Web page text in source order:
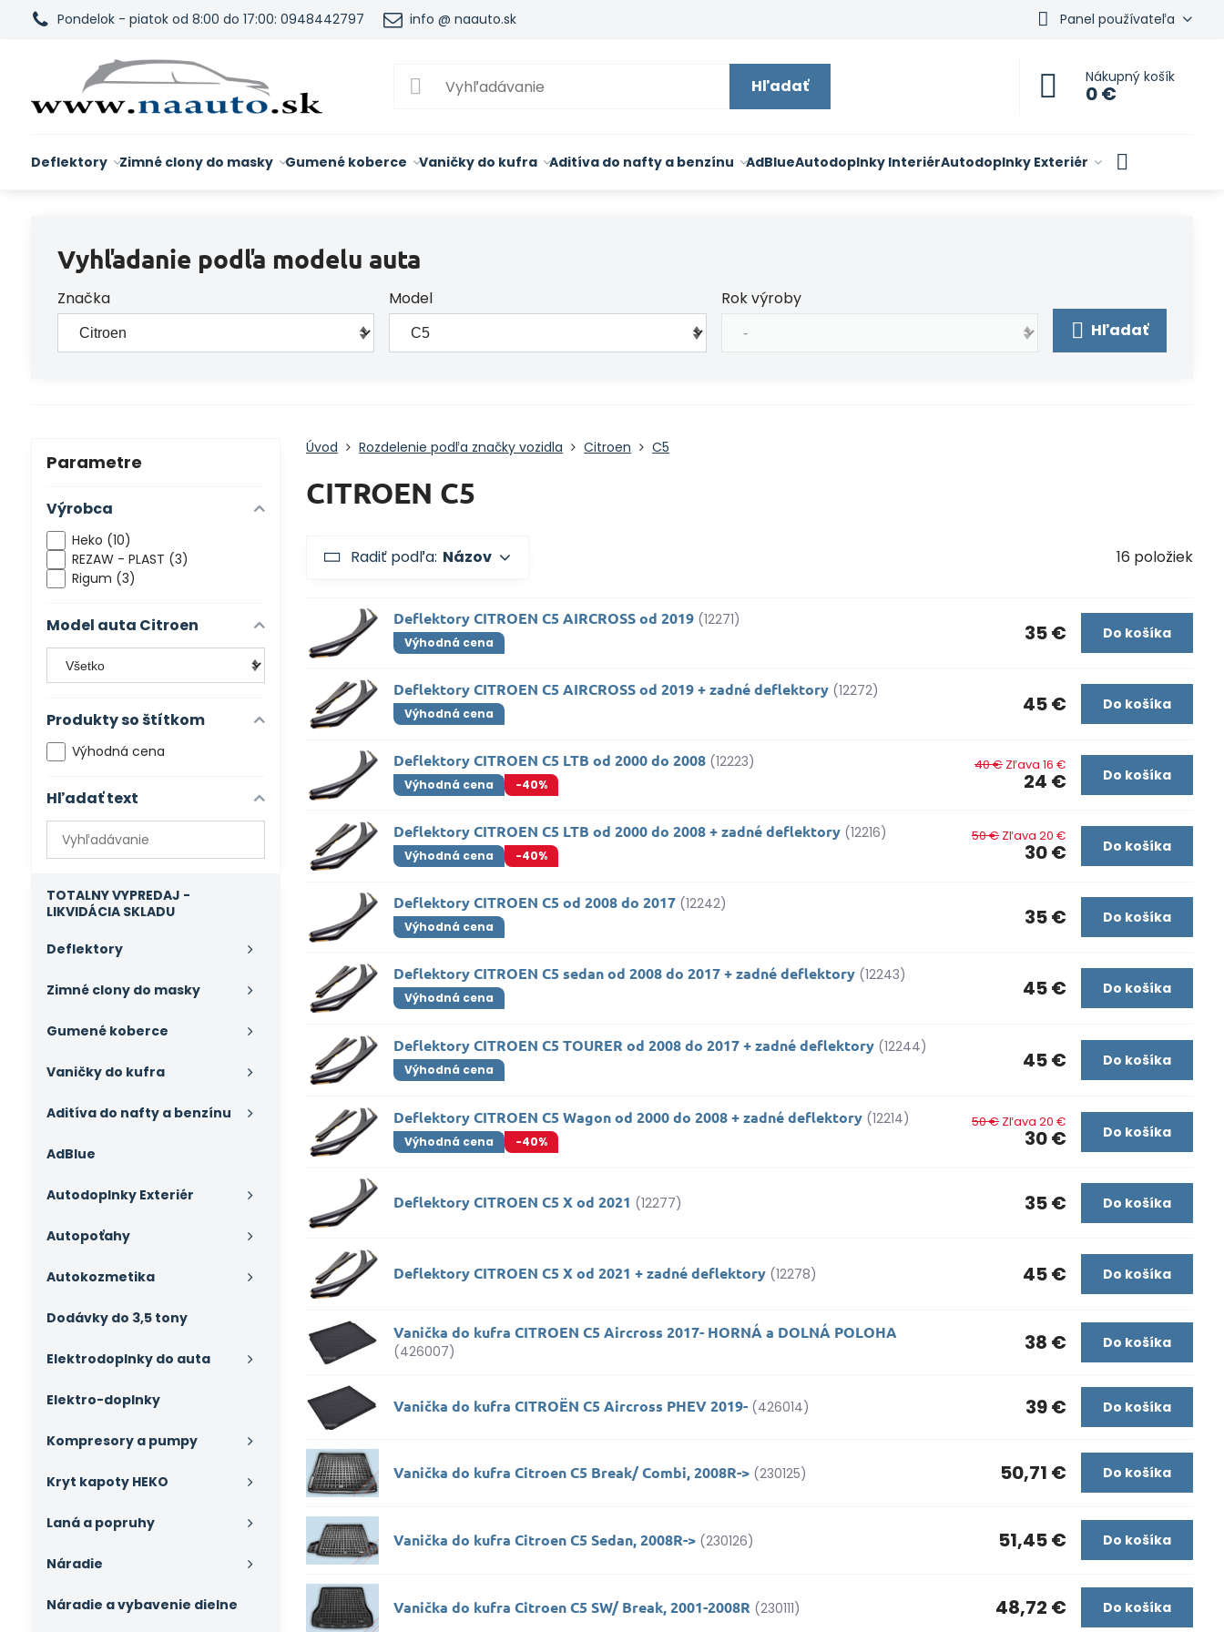
Pondelok - piatok od 8:00 do 17:00: 0948442797 info @ naauto.sk Panel používateľa
Hľadať Nákupný košík
0 €
Deflektory Zimné clony do masky Gumené koberce Vaničky do kufra Aditíva do nafty a benzínu AdBlueAutodoplnky InteriérAutodoplnky Exteriér
Vyhľadanie podľa modelu auta
Značka Model
Rok výroby
Hľadať
Úvod Rozdelenie podľa značky vozidla Citroen C5
CITROEN C5
Radiť podľa: Názov 16 položiek
Deflektory CITROEN C5 AIRCROSS od 2019 (12271)
Výhodná cena 35 € Do košíka
Deflektory CITROEN C5 AIRCROSS od 2019 + zadné deflektory (12272)
Výhodná cena 45 € Do košíka
Deflektory CITROEN C5 LTB od 2000 do 2008 (12223)
Výhodná cena -40% 24 €
40 € Zľava 16 €
Do košíka
Deflektory CITROEN C5 LTB od 2000 do 2008 + zadné deflektory (12216)
Výhodná cena -40% 30 €
50 € Zľava 20 €
Do košíka
Deflektory CITROEN C5 od 2008 do 2017 (12242)
Výhodná cena 35 € Do košíka
Deflektory CITROEN C5 sedan od 2008 do 2017 + zadné deflektory (12243)
Výhodná cena 45 € Do košíka
Deflektory CITROEN C5 TOURER od 2008 do 2017 + zadné deflektory (12244)
Výhodná cena 45 € Do košíka
Deflektory CITROEN C5 Wagon od 2000 do 2008 + zadné deflektory (12214)
Výhodná cena -40% 30 €
50 € Zľava 20 €
Do košíka
Deflektory CITROEN C5 X od 2021 (12277) 35 € Do košíka
Deflektory CITROEN C5 X od 2021 + zadné deflektory (12278) 45 € Do košíka
Vanička do kufra CITROEN C5 Aircross 2017- HORNÁ a DOLNÁ POLOHA
(426007) 38 € Do košíka
Vanička do kufra CITROËN C5 Aircross PHEV 2019- (426014) 39 € Do košíka
Vanička do kufra Citroen C5 Break/ Combi, 2008R-> (230125) 50,71 € Do košíka
Vanička do kufra Citroen C5 Sedan, 2008R-> (230126) 51,45 € Do košíka
Vanička do kufra Citroen C5 SW/ Break, 2001-2008R (230111) 48,72 € Do košíka
Parametre
Výrobca
Heko (10)
REZAW - PLAST (3)
Rigum (3)
Model auta Citroen
Produkty so štítkom
Výhodná cena
Hľadať text
Prehľadať
výsledky
fulltextom
TOTALNY VYPREDAJ -
LIKVIDÁCIA SKLADU
Deflektory
Zimné clony do masky
Gumené koberce
Vaničky do kufra
Aditíva do nafty a benzínu
AdBlue
Autodoplnky Exteriér
Autopoťahy
Autokozmetika
Dodávky do 3,5 tony
Elektrodoplnky do auta
Elektro-doplnky
Kompresory a pumpy
Kryt kapoty HEKO
Laná a popruhy
Náradie
Náradie a vybavenie dielne